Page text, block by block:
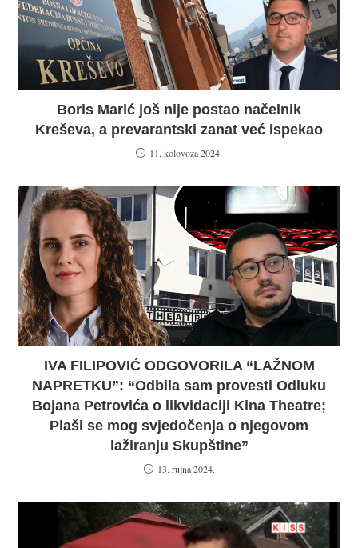
Boris Marić još nije postao načelnik
Kreševa, a prevarantski zanat već ispekao
11. kolovoza 2024.
IVA FILIPOVIĆ ODGOVORILA “LAŽNOM
NAPRETKU”: “Odbila sam provesti Odluku
Bojana Petrovića o likvidaciji Kina Theatre;
Plaši se mog svjedočenja o njegovom
lažiranju Skupštine”
13. rujna 2024.